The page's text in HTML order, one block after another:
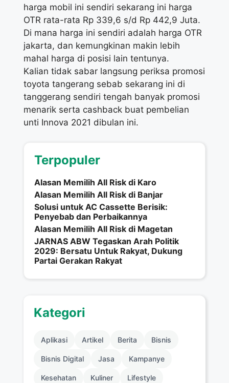
harga mobil ini sendiri sekarang ini harga
OTR rata-rata Rp 339,6 s/d Rp 442,9 Juta.
Di mana harga ini sendiri adalah harga OTR
jakarta, dan kemungkinan makin lebih
mahal harga di posisi lain tentunya.
Kalian tidak sabar langsung periksa promosi
toyota tangerang sebab sekarang ini di
tanggerang sendiri tengah banyak promosi
menarik serta cashback buat pembelian
unti Innova 2021 dibulan ini.
Terpopuler
Alasan Memilih All Risk di Karo
Alasan Memilih All Risk di Banjar
Solusi untuk AC Cassette Berisik:
Penyebab dan Perbaikannya
Alasan Memilih All Risk di Magetan
JARNAS ABW Tegaskan Arah Politik
2029: Bersatu Untuk Rakyat, Dukung
Partai Gerakan Rakyat
Kategori
Aplikasi Artikel Berita Bisnis
Bisnis Digital Jasa Kampanye
Kesehatan Kuliner Lifestyle